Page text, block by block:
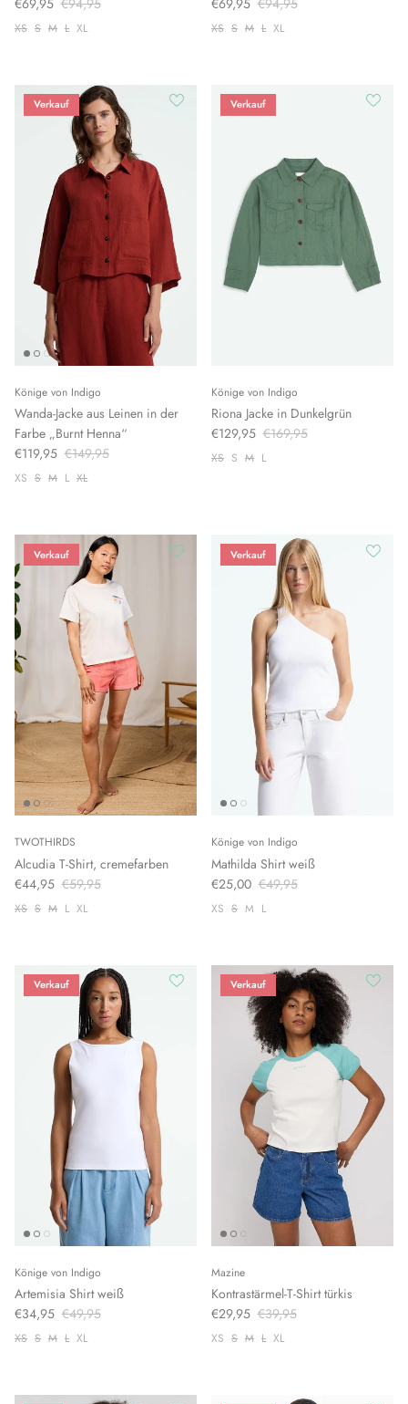
XS S M L XL XS S M L XL
Verkauf
Könige von Indigo
Wanda-Jacke aus Leinen in der
Farbe „Burnt Henna“
€119,95 €149,95
XS S M L XL
Verkauf
Könige von Indigo
Riona Jacke in Dunkelgrün
€129,95 €169,95
XS S M L
Verkauf
TWOTHIRDS
Alcudia T-Shirt, cremefarben
€44,95 €59,95
XS S M L XL
Verkauf
Könige von Indigo
Mathilda Shirt weiß
€25,00 €49,95
XS S M L
Verkauf
Könige von Indigo
Artemisia Shirt weiß
€34,95 €49,95
XS S M L XL
Verkauf
Mazine
Kontrastärmel-T-Shirt türkis
€29,95 €39,95
XS S M L XL